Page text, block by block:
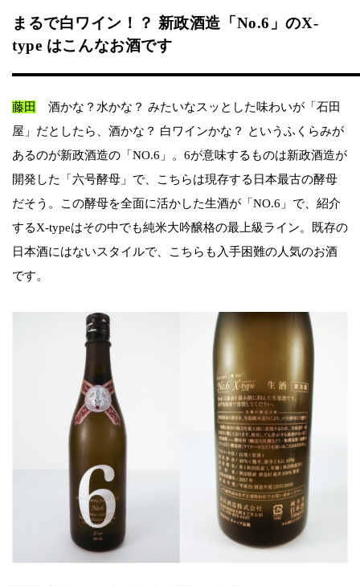
まるで白ワイン！？ 新政酒造「No.6」のX-
type はこんなお酒です
藤田
酒かな？水かな？ みたいなスッとした味わいが「石田
屋」だとしたら、酒かな？ 白ワインかな？ というふくらみが
あるのが新政酒造の「NO.6」。6が意味するものは新政酒造が
開発した「六号酵母」で、こちらは現存する日本最古の酵母
だそう。この酵母を全面に活かした生酒が「NO.6」で、紹介
するX-typeはその中でも純米大吟醸格の最上級ライン。既存の
日本酒にはないスタイルで、こちらも入手困難の人気のお酒
です。